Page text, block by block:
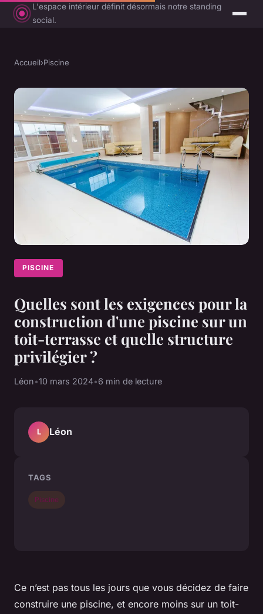
L'espace intérieur définit désormais notre standing
social.
Accueil›Piscine
PISCINE
Quelles sont les exigences pour la
construction d'une piscine sur un
toit-terrasse et quelle structure
privilégier ?
Léon•10 mars 2024•6 min de lecture
Ce n’est pas tous les jours que vous décidez de faire
construire une piscine, et encore moins sur un toit-
L Léon
TAGS
Piscine